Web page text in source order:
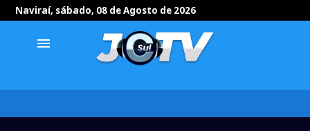
Naviraí, sábado, 08 de Agosto de 2026
menu